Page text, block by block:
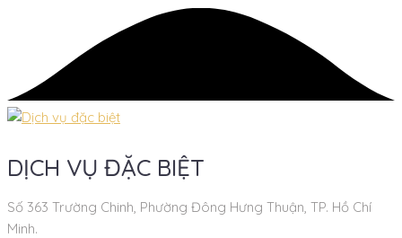
DỊCH VỤ ĐẶC BIỆT
Số 363 Trường Chinh, Phường Đông Hưng Thuận, TP. Hồ Chí
Minh.